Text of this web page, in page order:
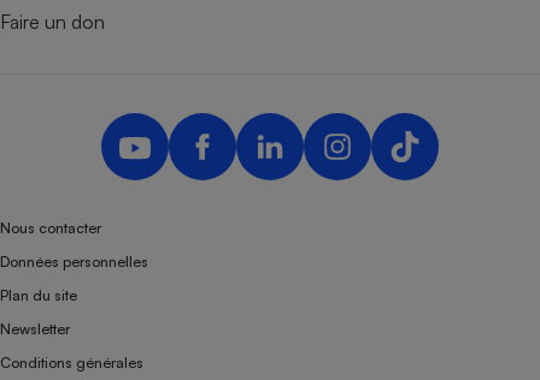
Faire un don
Nous contacter
Données personnelles
Plan du site
Newsletter
Conditions générales